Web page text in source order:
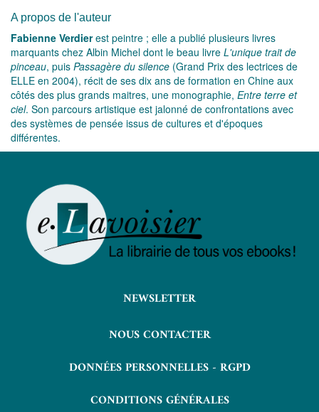
A propos de l'auteur
Fabienne Verdierest peintre ; elle a publié plusieurs livres
marquants chez Albin Michel dont le beau livre L'unique trait de
pinceau, puis Passagère du silence (Grand Prix des lectrices de
ELLE en 2004), récit de ses dix ans de formation en Chine aux
côtés des plus grands maitres, une monographie, Entre terre et
ciel. Son parcours artistique est jalonné de confrontations avec
des systèmes de pensée issus de cultures et d'époques
différentes.
NEWSLETTER
NOUS CONTACTER
DONNÉES PERSONNELLES - RGPD
CONDITIONS GÉNÉRALES